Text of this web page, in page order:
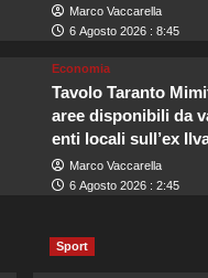
Marco Vaccarella
6 Agosto 2026 : 8:45
Economia
Tavolo Taranto
aree disponibili da
enti locali sull’ex
Marco Vaccarella
6 Agosto 2026 : 2:45
Sport